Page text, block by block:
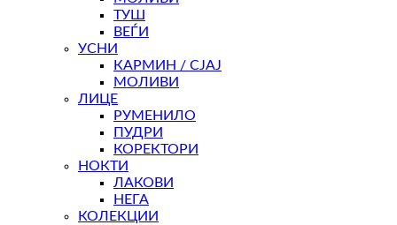
ТУШ
ВЕЃИ
УСНИ
КАРМИН / СЈАЈ
МОЛИВИ
ЛИЦЕ
РУМЕНИЛО
ПУДРИ
КОРЕКТОРИ
НОКТИ
ЛАКОВИ
НЕГА
КОЛЕКЦИИ